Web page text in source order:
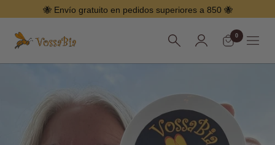
🐝 Envío gratuito en pedidos superiores a 850 🐝
Menú
Vossabia 0